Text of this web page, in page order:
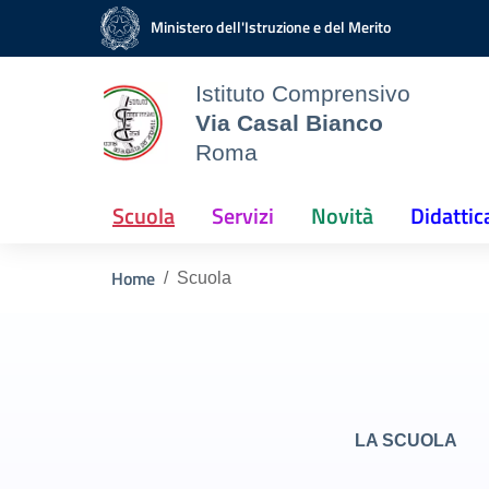
Vai ai contenuti
Vai al menu di navigazione
Ministero dell'Istruzione e del Merito
Istituto Comprensivo
Via Casal Bianco
Roma
Scuola Servizi Novità
Home Scuola
LA SCUOLA